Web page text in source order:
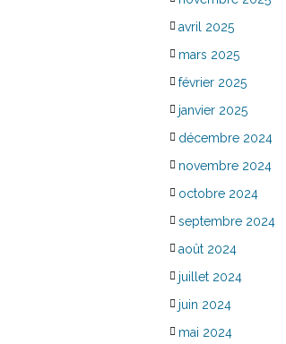
avril 2025
mars 2025
février 2025
janvier 2025
décembre 2024
novembre 2024
octobre 2024
septembre 2024
août 2024
juillet 2024
juin 2024
mai 2024